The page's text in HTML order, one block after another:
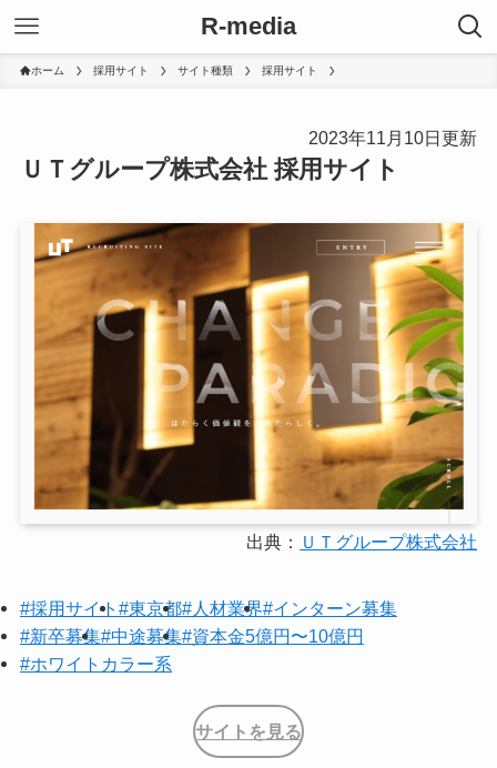
R-media
ホーム 採用サイト サイト種類 採用サイト
2023年11月10日更新
ＵＴグループ株式会社 採用サイト
出典： ＵＴグループ株式会社
#採用サイト #東京都#人材業界#インターン募集
#新卒募集#中途募集#資本金5億円〜10億円
#ホワイトカラー系
サイトを見る